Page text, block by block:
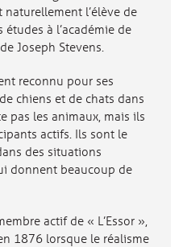
l’élève de
à l’académie de
Joseph Stevens.
reconnu pour ses
chiens et de chats dans
pas les animaux, mais ils
actifs. Ils sont le
des situations
donnent beaucoup de
actif de « L’Essor »,
1876 lorsque le réalisme